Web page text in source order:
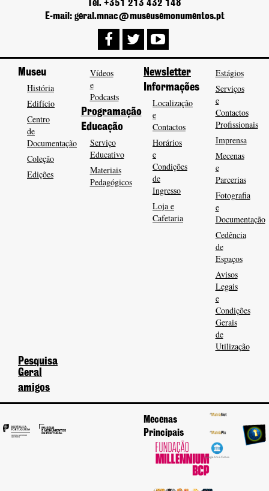
Tel. +351 213 432 148
E-mail: geral.mnac@museusemonumentos.pt
Museu
História
Edifício
Centro
de
Documentação
Coleção
Edições
Vídeos
e
Podcasts
Programação
Educação
Serviço
Educativo
Materiais
Pedagógicos
Newsletter
Informações
Localização
e
Contactos
Horários
e
Condições
de
Ingresso
Loja e
Cafetaria
Estágios
Serviços
e
Contactos
Profissionais
Imprensa
Mecenas
e
Parcerias
Fotografia
e
Documentação
Cedência
de
Espaços
Avisos
Legais
e
Condições
Gerais
de
Utilização
Pesquisa
Geral
amigos
Mecenas
Principais